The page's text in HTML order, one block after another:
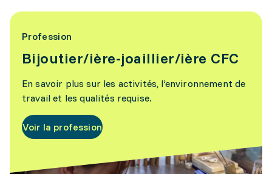
Profession
Bijoutier/ière-joaillier/ière CFC
En savoir plus sur les activités, l’environnement de
travail et les qualités requise.
Voir la profession